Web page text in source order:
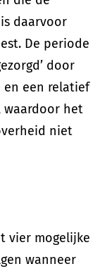
daarvoor
De periode
door
en een relatief
waardoor het
niet
vier mogelijke
wanneer